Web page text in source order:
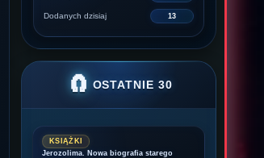
Dodanych dzisiaj 13
🧲 OSTATNIE 30
KSIĄŻKI
Jerozolima. Nowa biografia starego